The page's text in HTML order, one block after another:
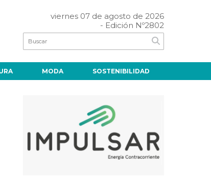
viernes 07 de agosto de 2026
- Edición Nº2802
MODA SOSTENIBILIDAD